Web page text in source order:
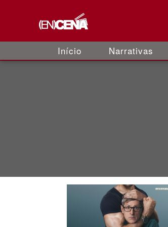
Início Narrativas